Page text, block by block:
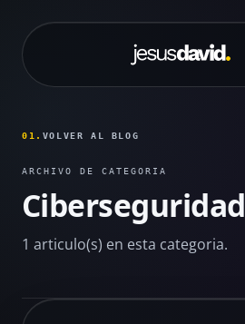
01. VOLVER AL BLOG
ARCHIVO DE CATEGORIA
Ciberseguridad
1 articulo(s) en esta categoria.